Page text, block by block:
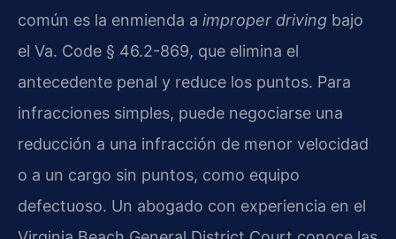
común es la enmienda a improper driving bajo
el Va. Code § 46.2-869, que elimina el
antecedente penal y reduce los puntos. Para
infracciones simples, puede negociarse una
reducción a una infracción de menor velocidad
o a un cargo sin puntos, como equipo
defectuoso. Un abogado con experiencia en el